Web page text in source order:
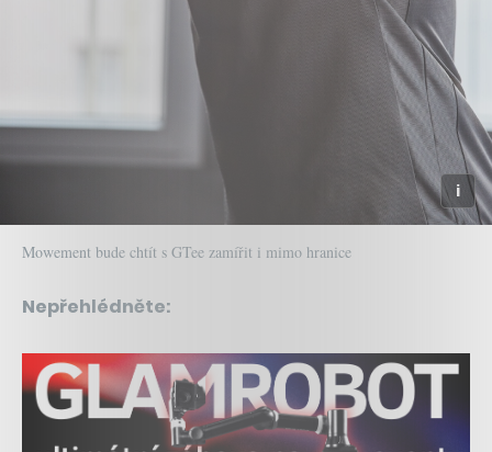
Mowement bude chtít s GTee zamířit i mimo hranice
Nepřehlédněte: